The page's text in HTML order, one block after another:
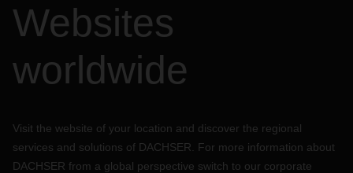
Websites
worldwide
Visit the website of your location and discover the regional
services and solutions of DACHSER. For more information about
DACHSER from a global perspective switch to our corporate